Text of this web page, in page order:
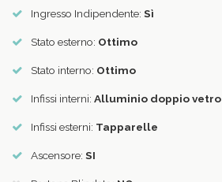
Ingresso Indipendente: Sì
Stato esterno: Ottimo
Stato interno: Ottimo
Infissi interni: Alluminio doppio vetro
Infissi esterni: Tapparelle
Ascensore: SI